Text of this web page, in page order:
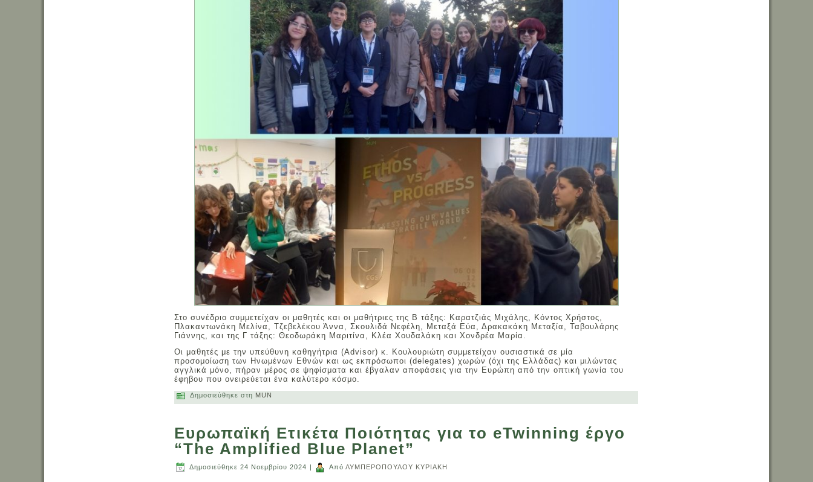
Στο συνέδριο συμμετείχαν οι μαθητές και οι μαθήτριες της Β τάξης: Καρατζιάς Μιχάλης, Κόντος Χρήστος,
Πλακαντωνάκη Μελίνα, Τζεβελέκου Άννα, Σκουλιδά Νεφέλη, Μεταξά Εύα, Δρακακάκη Μεταξία, Ταβουλάρης
Γιάννης, και της Γ τάξης: Θεοδωράκη Μαριτίνα, Κλέα Χουδαλάκη και Χονδρέα Μαρία.
Οι μαθητές με την υπεύθυνη καθηγήτρια (Advisor) κ. Κουλουριώτη συμμετείχαν ουσιαστικά σε μία
προσομοίωση των Ηνωμένων Εθνών και ως εκπρόσωποι (delegates) χωρών (όχι της Ελλάδας) και μιλώντας
αγγλικά μόνο, πήραν μέρος σε ψηφίσματα και έβγαλαν αποφάσεις για την Ευρώπη από την οπτική γωνία του
έφηβου που ονειρεύεται ένα καλύτερο κόσμο.
Δημοσιεύθηκε στη MUN
Ευρωπαϊκή Ετικέτα Ποιότητας για το eTwinning έργο
“The Amplified Blue Planet”
Δημοσιεύθηκε 24 Νοεμβρίου 2024 Από ΛΥΜΠΕΡΟΠΟΥΛΟΥ ΚΥΡΙΑΚΗ